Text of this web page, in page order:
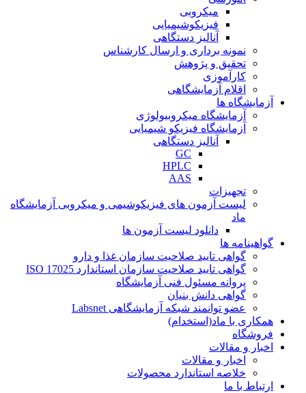
میکروبی
فیزیکوشیمیایی
آنالیز دستگاهی
نمونه برداری و ارسال کارشناس
تحقیق و پژوهش
کارآموزی
اقلام آزمایشگاهی
آزمایشگاه ها
آزمایشگاه میکروبیولوژی
آزمایشگاه فیزیکو شیمیایی
آنالیز دستگاهی
GC
HPLC
AAS
تجهیزات
لیست آزمون های فیزیکوشیمی و میکروبی آزمایشگاه
ماد
دانلود لیست آزمون ها
گواهینامه ها
گواهی تایید صلاحیت سازمان غذا و دارو
گواهی تایید صلاحیت سازمان استاندارد ISO 17025
پروانه مسئول فنی آزمایشگاه
گواهی دانش بنیان
عضو توانمند شبکه آزمایشگاهی Labsnet
همکاری با ماد(استخدام)
فروشگاه
اخبار و مقالات
اخبار و مقالات
خلاصه استاندارد محصولات
ارتباط با ما